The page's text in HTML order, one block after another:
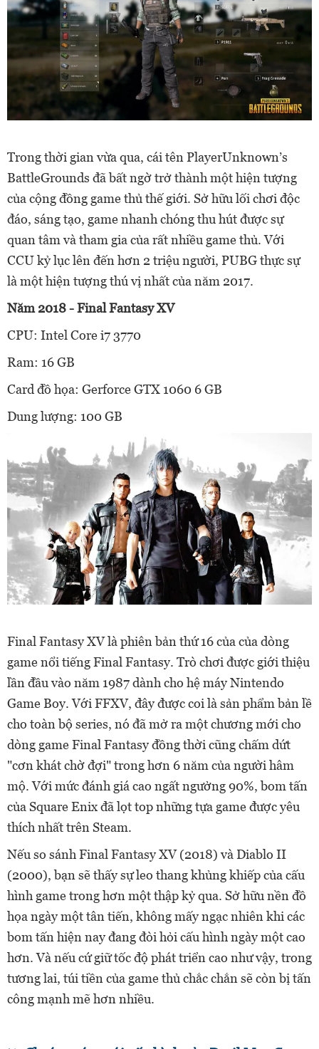
Trong thời gian vừa qua, cái tên PlayerUnknown’s
BattleGrounds đã bất ngờ trở thành một hiện tượng
của cộng đồng game thủ thế giới. Sở hữu lối chơi độc
đáo, sáng tạo, game nhanh chóng thu hút được sự
quan tâm và tham gia của rất nhiều game thủ. Với
CCU kỷ lục lên đến hơn 2 triệu người, PUBG thực sự
là một hiện tượng thú vị nhất của năm 2017.
Năm 2018 - Final Fantasy XV
CPU: Intel Core i7 3770
Ram: 16 GB
Card đồ họa: Gerforce GTX 1060 6 GB
Dung lượng: 100 GB
Final Fantasy XV là phiên bản thứ 16 của của dòng
game nổi tiếng Final Fantasy. Trò chơi được giới thiệu
lần đầu vào năm 1987 dành cho hệ máy Nintendo
Game Boy. Với FFXV, đây được coi là sản phẩm bản lề
cho toàn bộ series, nó đã mở ra một chương mới cho
dòng game Final Fantasy đồng thời cũng chấm dứt
"cơn khát chờ đợi" trong hơn 6 năm của người hâm
mộ. Với mức đánh giá cao ngất ngưởng 90%, bom tấn
của Square Enix đã lọt top những tựa game được yêu
thích nhất trên Steam.
Nếu so sánh Final Fantasy XV (2018) và Diablo II
(2000), bạn sẽ thấy sự leo thang khủng khiếp của cấu
hình game trong hơn một thập kỷ qua. Sở hữu nền đồ
họa ngày một tân tiến, không mấy ngạc nhiên khi các
bom tấn hiện nay đang đòi hỏi cấu hình ngày một cao
hơn. Và nếu cứ giữ tốc độ phát triển cao như vậy, trong
tương lai, túi tiền của game thủ chắc chắn sẽ còn bị tấn
công mạnh mẽ hơn nhiều.